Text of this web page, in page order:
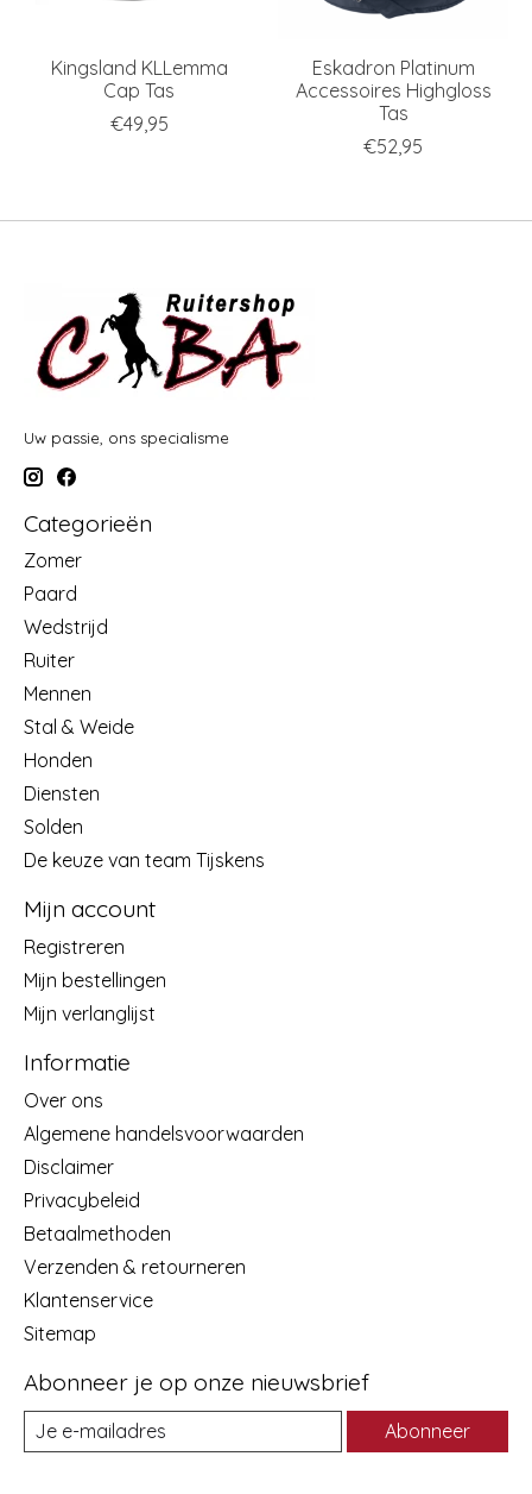
Kingsland KLLemma
Cap Tas
€49,95
Eskadron Platinum
Accessoires Highgloss
Tas
€52,95
Uw passie, ons specialisme
Categorieën
Zomer
Paard
Wedstrijd
Ruiter
Mennen
Stal & Weide
Honden
Diensten
Solden
De keuze van team Tijskens
Mijn account
Registreren
Mijn bestellingen
Mijn verlanglijst
Informatie
Over ons
Algemene handelsvoorwaarden
Disclaimer
Privacybeleid
Betaalmethoden
Verzenden & retourneren
Klantenservice
Sitemap
Abonneer je op onze nieuwsbrief
Abonneer